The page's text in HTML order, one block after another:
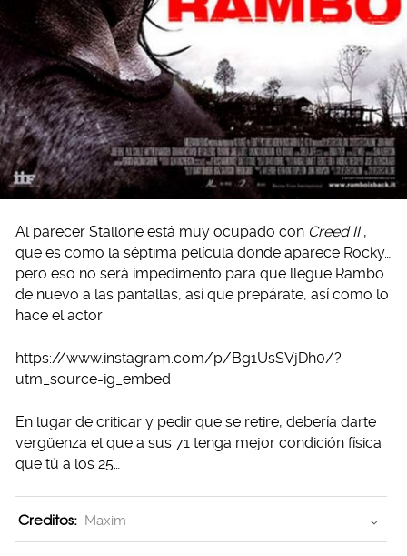
Al parecer Stallone está muy ocupado con Creed II ,
que es como la séptima película donde aparece Rocky…
pero eso no será impedimento para que llegue Rambo
de nuevo a las pantallas, así que prepárate, así como lo
hace el actor:
https://www.instagram.com/p/Bg1UsSVjDh0/?
utm_source=ig_embed
En lugar de criticar y pedir que se retire, debería darte
vergüenza el que a sus 71 tenga mejor condición física
que tú a los 25…
Creditos: Maxim